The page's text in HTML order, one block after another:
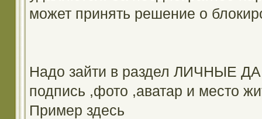
может принять решение о
Надо зайти в раздел ЛИЧНЫЕ
подпись ,фото ,аватар и место
Пример здесь